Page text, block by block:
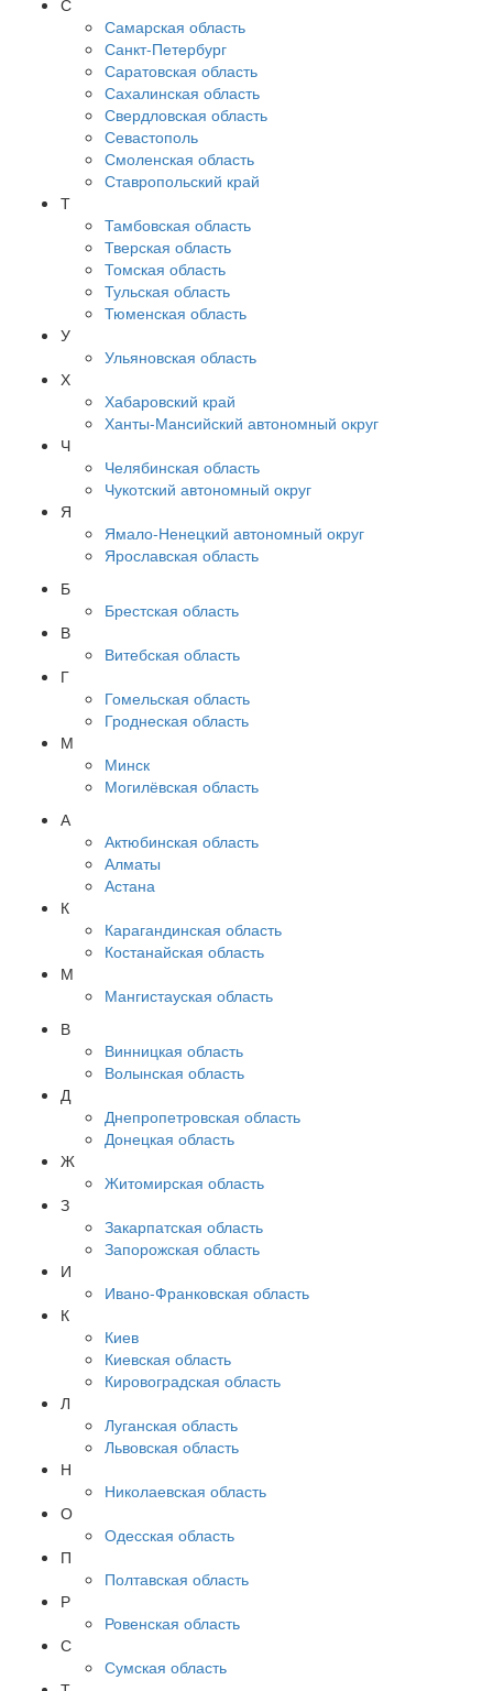
С
Самарская область
Санкт-Петербург
Саратовская область
Сахалинская область
Свердловская область
Севастополь
Смоленская область
Ставропольский край
Т
Тамбовская область
Тверская область
Томская область
Тульская область
Тюменская область
У
Ульяновская область
Х
Хабаровский край
Ханты-Мансийский автономный округ
Ч
Челябинская область
Чукотский автономный округ
Я
Ямало-Ненецкий автономный округ
Ярославская область
Б
Брестская область
В
Витебская область
Г
Гомельская область
Гроднеская область
М
Минск
Могилёвская область
А
Актюбинская область
Алматы
Астана
К
Карагандинская область
Костанайская область
М
Мангистауская область
В
Винницкая область
Волынская область
Д
Днепропетровская область
Донецкая область
Ж
Житомирская область
З
Закарпатская область
Запорожская область
И
Ивано-Франковская область
К
Киев
Киевская область
Кировоградская область
Л
Луганская область
Львовская область
Н
Николаевская область
О
Одесская область
П
Полтавская область
Р
Ровенская область
С
Сумская область